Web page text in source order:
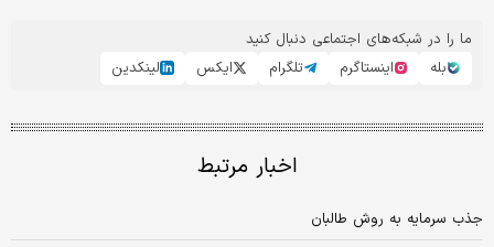
ما را در شبکه‌های اجتماعی دنبال کنید
بله
اینستاگرم تلگرام ایکس لینکدین
اخبار مرتبط
جذب سرمایه به روش طالبان